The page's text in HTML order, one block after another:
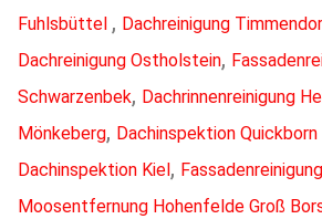
Fuhlsbüttel , Dachreinigung
Dachreinigung Ostholstein,
Schwarzenbek, Dachrinnenreinigung
Mönkeberg, Dachinspektion Quickborn
Dachinspektion Kiel,
Moosentfernung Hohenfelde Groß